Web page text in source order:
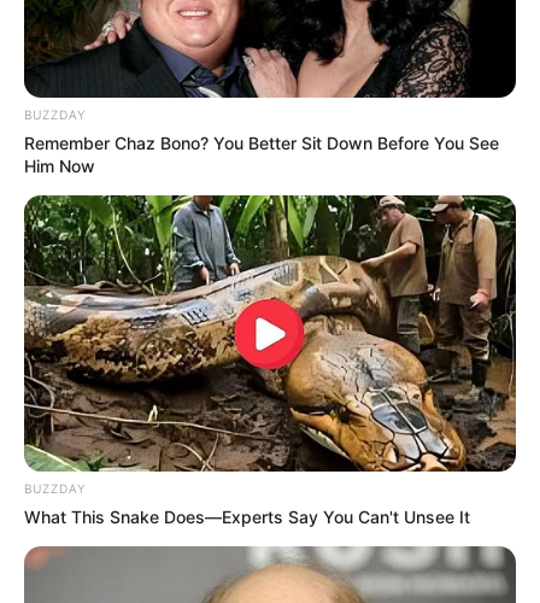
TAGS LUMBA-LUMBA PESUT MAHAKAM STORY
BUZZDAY
Remember Chaz Bono? You Better Sit Down Before You See
Him Now
BUZZDAY
What This Snake Does—Experts Say You Can't Unsee It